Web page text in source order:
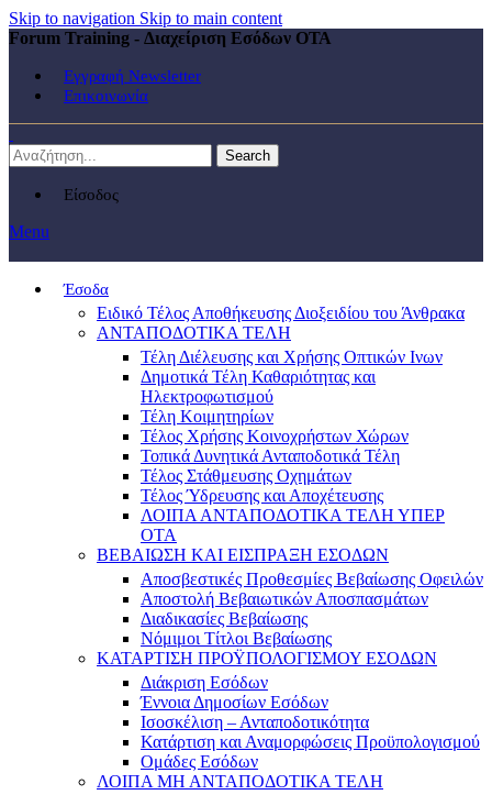
Skip to navigation Skip to main content
Forum Training - Διαχείριση Εσόδων ΟΤΑ
Εγγραφή Newsletter
Επικοινωνία
Search
Είσοδος
Menu
Έσοδα
Ειδικό Τέλος Αποθήκευσης Διοξειδίου του Άνθρακα
ΑΝΤΑΠΟΔΟΤΙΚΑ ΤΕΛΗ
Τέλη Διέλευσης και Χρήσης Οπτικών Ινων
Δημοτικά Τέλη Καθαριότητας και
Ηλεκτροφωτισμού
Τέλη Κοιμητηρίων
Τέλος Χρήσης Κοινοχρήστων Χώρων
Τοπικά Δυνητικά Ανταποδοτικά Τέλη
Τέλος Στάθμευσης Οχημάτων
Τέλος Ύδρευσης και Αποχέτευσης
ΛΟΙΠΑ ΑΝΤΑΠΟΔΟΤΙΚΑ ΤΕΛΗ ΥΠΕΡ
ΟΤΑ
ΒΕΒΑΙΩΣΗ ΚΑΙ ΕΙΣΠΡΑΞΗ ΕΣΟΔΩΝ
Αποσβεστικές Προθεσμίες Βεβαίωσης Οφειλών
Αποστολή Βεβαιωτικών Αποσπασμάτων
Διαδικασίες Βεβαίωσης
Νόμιμοι Τίτλοι Βεβαίωσης
ΚΑΤΑΡΤΙΣΗ ΠΡΟΫΠΟΛΟΓΙΣΜΟΥ ΕΣΟΔΩΝ
Διάκριση Εσόδων
Έννοια Δημοσίων Εσόδων
Ισοσκέλιση – Ανταποδοτικότητα
Κατάρτιση και Αναμορφώσεις Προϋπολογισμού
Ομάδες Εσόδων
ΛΟΙΠΑ ΜΗ ΑΝΤΑΠΟΔΟΤΙΚΑ ΤΕΛΗ